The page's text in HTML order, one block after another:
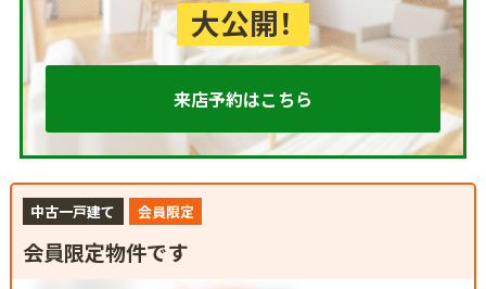
大公開！
来店予約はこちら
中古一戸建て 会員限定
会員限定物件です